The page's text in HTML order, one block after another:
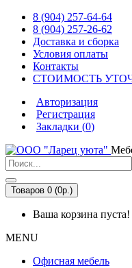
8 (904) 257-64-64
8 (904) 257-26-62
Доставка и сборка
Условия оплаты
Контакты
СТОИМОСТЬ
Авторизация
Регистрация
Закладки (0)
Товаров 0 (0р.)
Ваша корзина пуста!
MENU
Офисная мебель